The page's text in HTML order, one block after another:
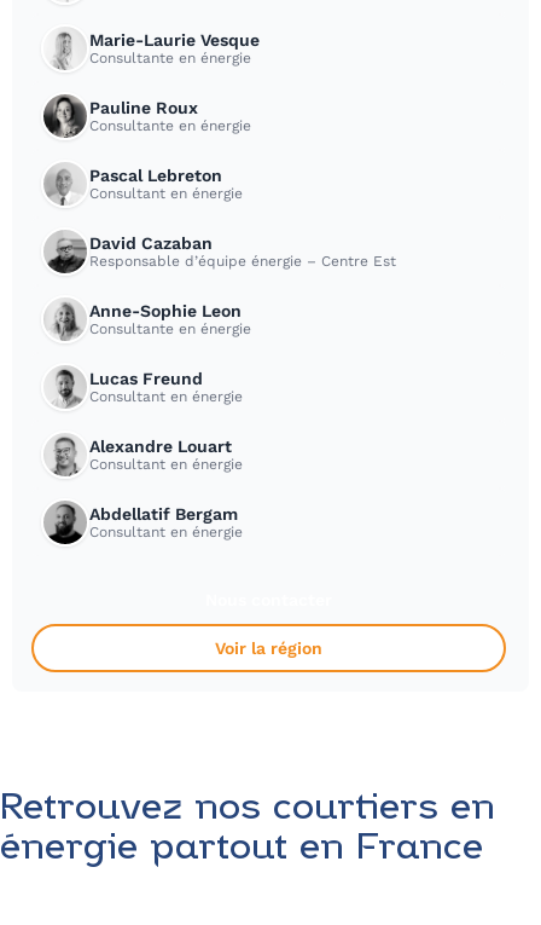
Marie-Laurie Vesque
Consultante en énergie
Pauline Roux
Consultante en énergie
Pascal Lebreton
Consultant en énergie
David Cazaban
Responsable d’équipe énergie – Centre Est
Anne-Sophie Leon
Consultante en énergie
Lucas Freund
Consultant en énergie
Alexandre Louart
Consultant en énergie
Abdellatif Bergam
Consultant en énergie
Voir la région
Retrouvez nos courtiers en
énergie partout en France